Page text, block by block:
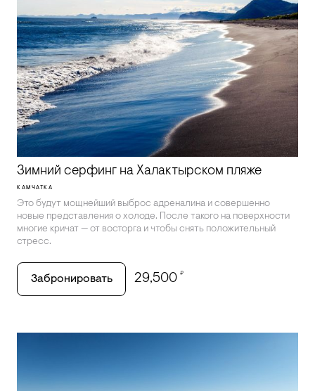
Зимний серфинг на Халактырском пляже
КАМЧАТКА
Это будут мощнейший выброс адреналина и совершенно
новые представления о холоде. После такого на поверхности
многие кричат — от восторга и чтобы снять положительный
стресс.
Забронировать 29,500 ₽